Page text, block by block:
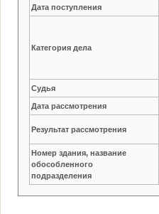
Дата поступления
Категория дела
Судья
Дата рассмотрения
Результат рассмотрения
Номер здания, название
обособленного
подразделения